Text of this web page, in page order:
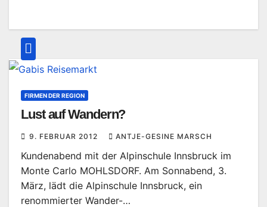
FIRMEN DER REGION
Lust auf Wandern?
9. FEBRUAR 2012 ANTJE-GESINE MARSCH
Kundenabend mit der Alpinschule Innsbruck im
Monte Carlo MOHLSDORF. Am Sonnabend, 3.
März, lädt die Alpinschule Innsbruck, ein
renommierter Wander-…